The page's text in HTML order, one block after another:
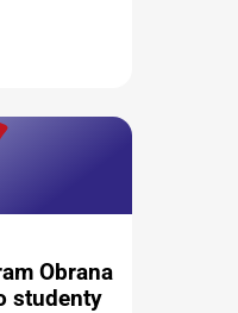
Obrana
studenty